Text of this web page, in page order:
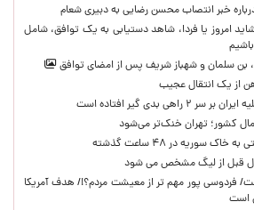
خبر انتصاب محسن رضایی به دبیری شعام
شاید امروز یا فردا، شاهد دستیابی به یک توافق، شامل
بن ‌سلمان و شهباز شریف پس از امضای توافق
بدی گیر افتاده است
کشور؛ تهران خنک‌تر می‌شود
قبل از لیگ مشخص می شود
فردوسی پور مهم تر از معیشت مردم؟!/ هدف آمریکا
است